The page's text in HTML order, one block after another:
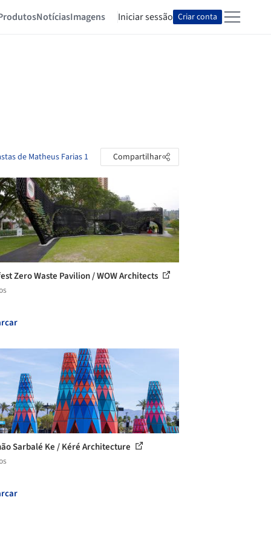
NotíciasImagens Iniciar sessão Criar conta
de Matheus Farias 1 Compartilhar
Zero Waste Pavilion / WOW Architects
Sarbalé Ke / Kéré Architecture